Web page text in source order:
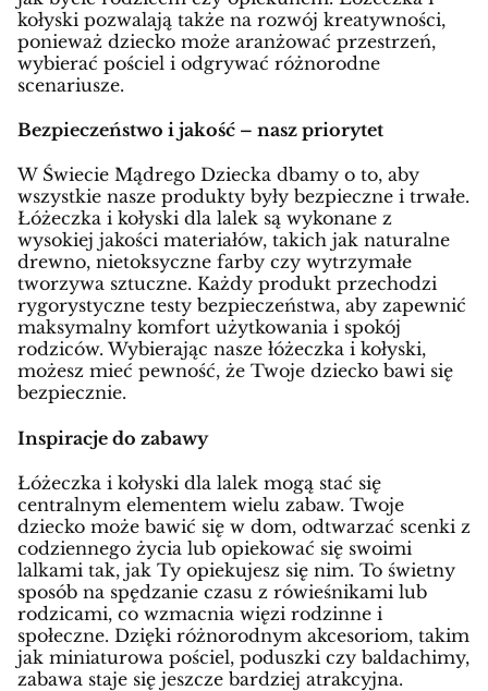
kołyski pozwalają także na rozwój kreatywności,
ponieważ dziecko może aranżować przestrzeń,
wybierać pościel i odgrywać różnorodne
scenariusze.
Bezpieczeństwo i jakość – nasz priorytet
W Świecie Mądrego Dziecka dbamy o to, aby
wszystkie nasze produkty były bezpieczne i trwałe.
Łóżeczka i kołyski dla lalek są wykonane z
wysokiej jakości materiałów, takich jak naturalne
drewno, nietoksyczne farby czy wytrzymałe
tworzywa sztuczne. Każdy produkt przechodzi
rygorystyczne testy bezpieczeństwa, aby zapewnić
maksymalny komfort użytkowania i spokój
rodziców. Wybierając nasze łóżeczka i kołyski,
możesz mieć pewność, że Twoje dziecko bawi się
bezpiecznie.
Inspiracje do zabawy
Łóżeczka i kołyski dla lalek mogą stać się
centralnym elementem wielu zabaw. Twoje
dziecko może bawić się w dom, odtwarzać scenki z
codziennego życia lub opiekować się swoimi
lalkami tak, jak Ty opiekujesz się nim. To świetny
sposób na spędzanie czasu z rówieśnikami lub
rodzicami, co wzmacnia więzi rodzinne i
społeczne. Dzięki różnorodnym akcesoriom, takim
jak miniaturowa pościel, poduszki czy baldachimy,
zabawa staje się jeszcze bardziej atrakcyjna.